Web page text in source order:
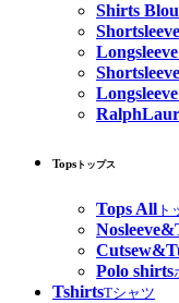
Shirts
Tops トップス
Tops All ト
Polo shirts
TshirtsTシャツ